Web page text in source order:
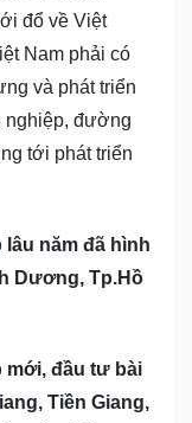
đổ về Việt
Nam phải có
và phát triển
nghiệp, đường
tới phát triển
năm đã hình
Dương, Tp.Hồ
mới, đầu tư bài
Tiền Giang,